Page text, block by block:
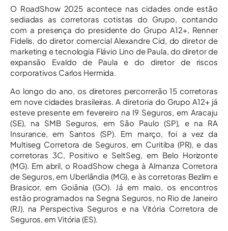
O RoadShow 2025 acontece nas cidades onde estão
sediadas as corretoras cotistas do Grupo, contando
com a presença do presidente do Grupo A12+, Renner
Fidelis, do diretor comercial Alexandre Cid, do diretor de
marketing e tecnologia Flávio Lino de Paula, do diretor de
expansão Evaldo de Paula e do diretor de riscos
corporativos Carlos Hermida.
Ao longo do ano, os diretores percorrerão 15 corretoras
em nove cidades brasileiras. A diretoria do Grupo A12+ já
esteve presente em fevereiro na I9 Seguros, em Aracaju
(SE), na SMB Seguros, em São Paulo (SP), e na RA
Insurance, em Santos (SP). Em março, foi a vez da
Multiseg Corretora de Seguros, em Curitiba (PR), e das
corretoras 3C, Positivo e SeltSeg, em Belo Horizonte
(MG). Em abril, o RoadShow chega à Almanza Corretora
de Seguros, em Uberlândia (MG), e às corretoras Bezlim e
Brasicor, em Goiânia (GO). Já em maio, os encontros
estão programados na Segna Seguros, no Rio de Janeiro
(RJ), na Perspectiva Seguros e na Vitória Corretora de
Seguros, em Vitória (ES).